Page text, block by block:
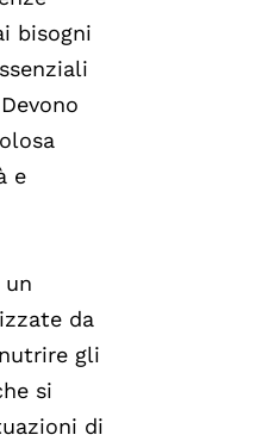
bisogni
e
un
da
gli
si
di